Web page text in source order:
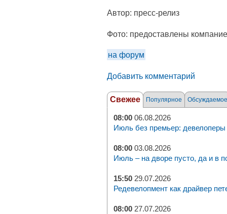
Автор: пресс-релиз
Фото: предоставлены
на форум
Добавить комментарий
Свежее Популярное Обсуждаемое
08:00 06.08.2026
Июль без премьер: девелоперы
08:00 03.08.2026
Июль – на дворе пусто, да и в
15:50 29.07.2026
Редевелопмент как драйвер
08:00 27.07.2026